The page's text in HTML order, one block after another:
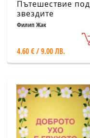
Пътешествие под
звездите
Филип Жак
4.60 € / 9.00 ЛВ.